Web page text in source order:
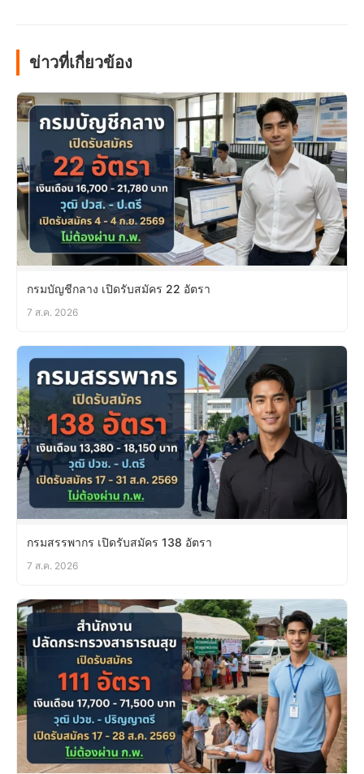
ข่าวที่เกี่ยวข้อง
กรมบัญชีกลาง เปิดรับสมัคร 22 อัตรา
7 ส.ค. 2026
กรมสรรพากร เปิดรับสมัคร 138 อัตรา
7 ส.ค. 2026